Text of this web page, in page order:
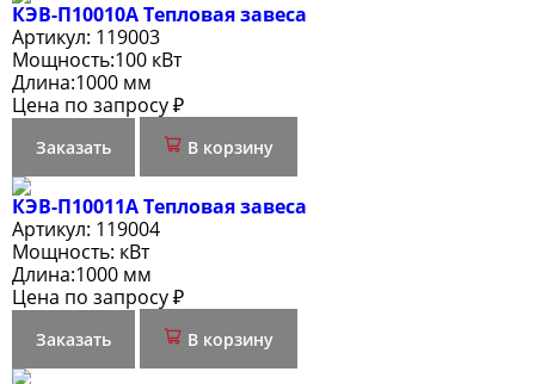
КЭВ-П10010A Тепловая завеса
Артикул: 119003
Мощность:100 кВт
Длина:1000 мм
Цена по запросу ₽
Заказать В корзину
КЭВ-П10011A Тепловая завеса
Артикул: 119004
Мощность: кВт
Длина:1000 мм
Цена по запросу ₽
Заказать В корзину